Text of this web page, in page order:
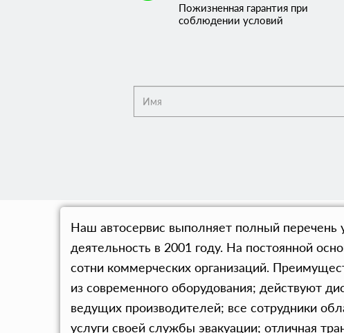
Пожизненная гарантия при
соблюдении условий
Наш автосервис выполняет полный
деятельность в 2001 году. На постоянной
сотни коммерческих организаций.
из современного оборудования; действуют
ведущих производителей; все сотрудники
услуги своей службы эвакуации; отличная